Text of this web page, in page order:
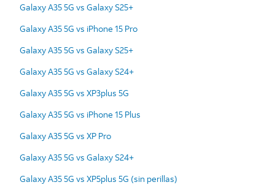
Galaxy A35 5G vs Galaxy S25+
Galaxy A35 5G vs iPhone 15 Pro
Galaxy A35 5G vs Galaxy S25+
Galaxy A35 5G vs Galaxy S24+
Galaxy A35 5G vs XP3plus 5G
Galaxy A35 5G vs iPhone 15 Plus
Galaxy A35 5G vs XP Pro
Galaxy A35 5G vs Galaxy S24+
Galaxy A35 5G vs XP5plus 5G (sin perillas)